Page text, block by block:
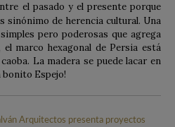
el pasado y el presente porque
sinónimo de herencia cultural. Una
pero poderosas que agrega
marco hexagonal de Persia está
La madera se puede lacar en
bonito Espejo!
Arquitectos presenta proyectos